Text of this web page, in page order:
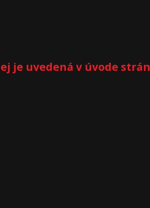
je uvedená v úvode